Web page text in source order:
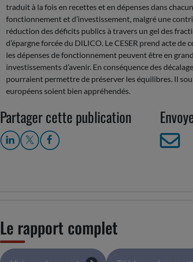
traduit à la fois en recettes et en dépenses dans
fonctionnement et d’investissement, malgré une
réduction des déficits publics à travers un gel des
d’épargne forcée du DILICO. Le CESER prend acte
les dépenses de fonctionnement peuvent être en
investissements d’avenir. En conséquence des
pourraient permettre de préserver les équilibres. Il
européens soient bien appréhendés.
Partager cette publication
Le rapport complet